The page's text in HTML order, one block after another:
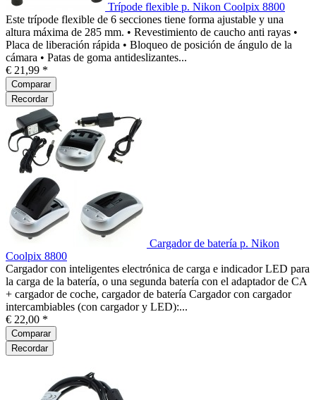
Trípode flexible p. Nikon Coolpix 8800
Este trípode flexible de 6 secciones tiene forma ajustable y una
altura máxima de 285 mm. • Revestimiento de caucho anti rayas •
Placa de liberación rápida • Bloqueo de posición de ángulo de la
cámara • Patas de goma antideslizantes...
€ 21,99 *
Comparar
Recordar
Cargador de batería p. Nikon
Coolpix 8800
Cargador con inteligentes electrónica de carga e indicador LED para
la carga de la batería, o una segunda batería con el adaptador de CA
+ cargador de coche, cargador de batería Cargador con cargador
intercambiables (con cargador y LED):...
€ 22,00 *
Comparar
Recordar